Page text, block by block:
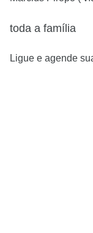
toda a família
Ligue e agende